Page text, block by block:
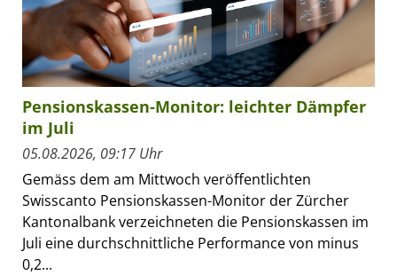
Pensionskassen-Monitor: leichter Dämpfer
im Juli
05.08.2026, 09:17 Uhr
Gemäss dem am Mittwoch veröffentlichten
Swisscanto Pensionskassen-Monitor der Zürcher
Kantonalbank verzeichneten die Pensionskassen im
Juli eine durchschnittliche Performance von minus
0,2...